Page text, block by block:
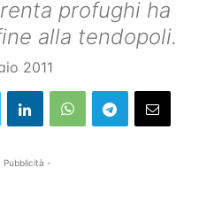
profughi ha
alla tendopoli.
2011
Pubblicità -